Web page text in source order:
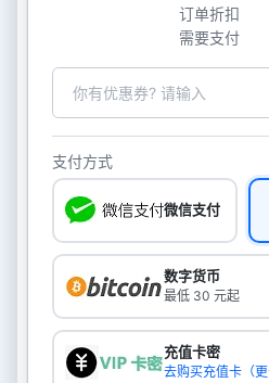
订单折扣
需要支付
支付方式
微信支付
数字货币
最低 30 元起
充值卡密
去购买充值卡（更